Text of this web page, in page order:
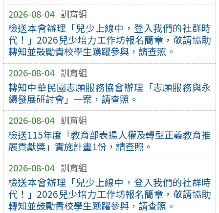
2026-08-04 訓育組
檢送本會辦理「兒少上線中，登入我們的社群時
代！」2026兒少培力工作坊報名簡章，敬請協助
轉知並鼓勵貴校學生踴躍參與，請查照。
2026-08-04 訓育組
轉知中華民國志願服務協會辦理「志願服務與永
續發展研討會」一案，請查照。
2026-08-04 訓育組
檢送115年度「教育部表揚人權及轉型正義教育推
展貢獻獎」實施計畫1份，請查照。
2026-08-04 訓育組
檢送本會辦理「兒少上線中，登入我們的社群時
代！」2026兒少培力工作坊報名簡章，敬請協助
轉知並鼓勵貴校學生踴躍參與，請查照。